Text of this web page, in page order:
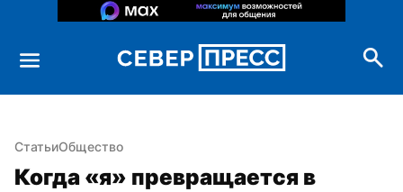
СтатьиОбщество
Когда «я» превращается в